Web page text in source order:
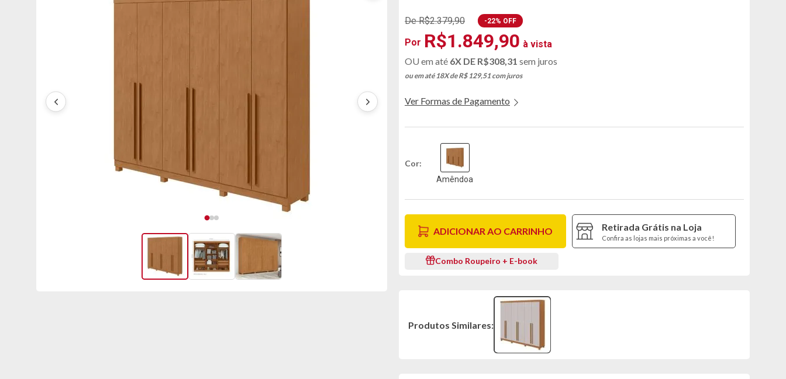
De R$2.379,90
R$1.849,90
-22% OFF
6X DE R$308,31 sem juros
ou em até 18X de R$ 129,51 com juros
Ver Formas de Pagamento
Cor
Amêndoa
ADICIONAR AO CARRINHO Retirada Grátis na Loja
Confira as lojas mais próximas a você!
Combo Roupeiro + E-book
Produtos Similares: